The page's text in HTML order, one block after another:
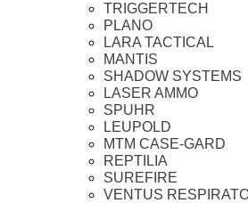
TRIGGERTECH
PLANO
LARA TACTICAL
MANTIS
SHADOW SYSTEMS
LASER AMMO
SPUHR
LEUPOLD
MTM CASE-GARD
REPTILIA
SUREFIRE
VENTUS